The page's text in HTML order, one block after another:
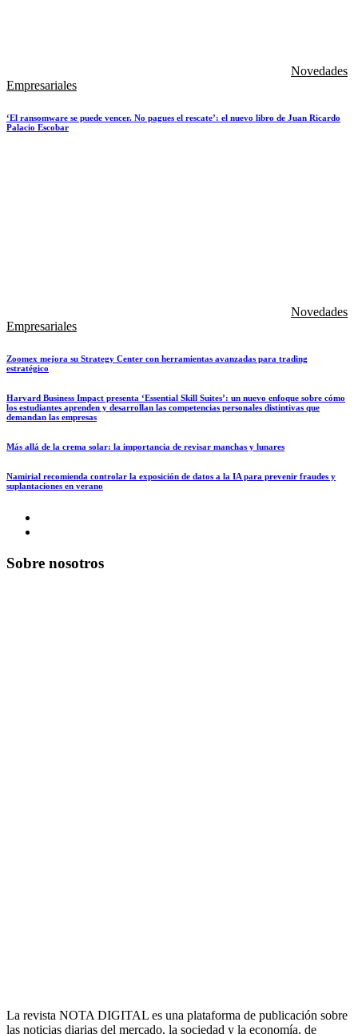
Novedades
Empresariales
‘El ransomware se puede vencer. No pagues el rescate’: el nuevo libro de Juan Ricardo
Palacio Escobar
Novedades
Empresariales
Zoomex mejora su Strategy Center con herramientas avanzadas para trading
estratégico
Harvard Business Impact presenta ‘Essential Skill Suites’: un nuevo enfoque sobre cómo
los estudiantes aprenden y desarrollan las competencias personales distintivas que
demandan las empresas
Más allá de la crema solar: la importancia de revisar manchas y lunares
Namirial recomienda controlar la exposición de datos a la IA para prevenir fraudes y
suplantaciones en verano
Sobre nosotros
La revista NOTA DIGITAL es una plataforma de publicación sobre
las noticias diarias del mercado, la sociedad y la economía, de